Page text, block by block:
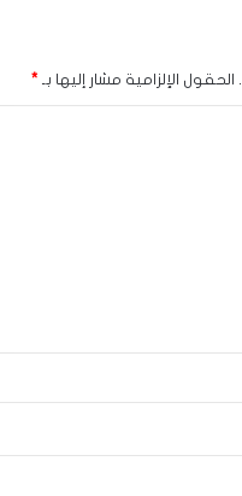
الحقول الإلزامية مشار إليها بـ *